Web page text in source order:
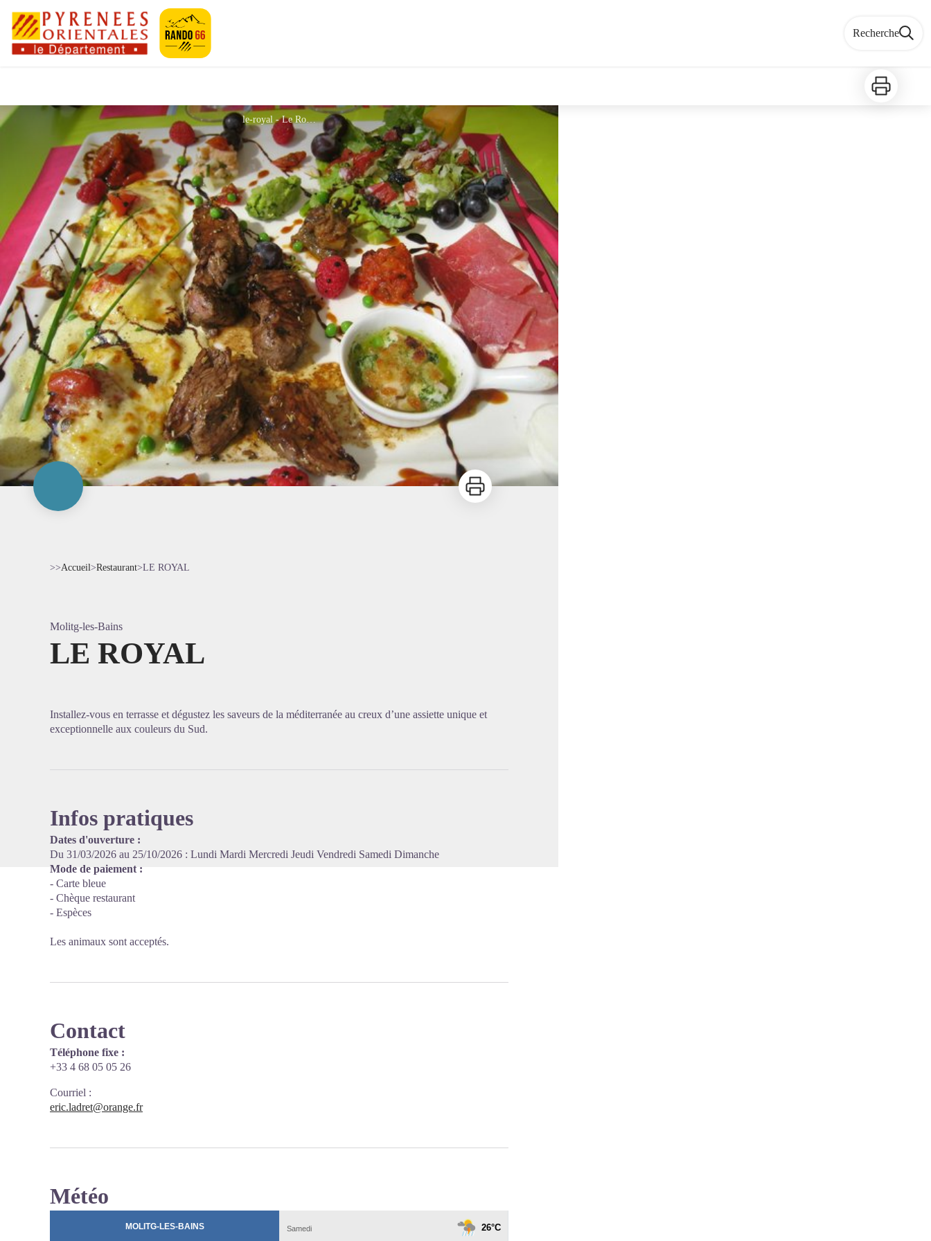
Recherche
Imprimer
le-royal - Le Royal
Imprimer
>>Accueil>Restaurant>LE ROYAL
Molitg-les-Bains
LE ROYAL
Installez-vous en terrasse et dégustez les saveurs de la méditerranée au creux d’une assiette unique et
exceptionnelle aux couleurs du Sud.
Infos pratiques
Dates d'ouverture :
Du 31/03/2026 au 25/10/2026 : Lundi Mardi Mercredi Jeudi Vendredi Samedi Dimanche
Mode de paiement :
- Carte bleue
- Chèque restaurant
- Espèces
Les animaux sont acceptés.
Contact
Téléphone fixe :
+33 4 68 05 05 26
Courriel :
eric.ladret@orange.fr
Météo